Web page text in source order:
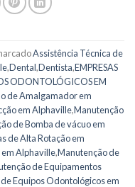
Assistência Técnica de
,Dental,Dentista,EMPRESAS
ODONTOLÓGICOS EM
de Amalgamador em
em Alphaville,Manutenção
de Bomba de vácuo em
de Alta Rotação em
Alphaville,Manutenção de
de Equipamentos
Equipos Odontológicos em